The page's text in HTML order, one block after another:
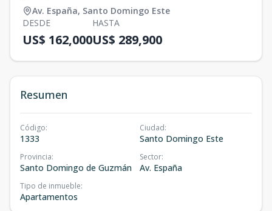
Av. España, Santo Domingo Este
DESDE
US$ 162,000
HASTA
US$ 289,900
Resumen
Código:
1333
Ciudad:
Santo Domingo Este
Provincia:
Santo Domingo de Guzmán
Sector:
Av. España
Tipo de inmueble:
Apartamentos